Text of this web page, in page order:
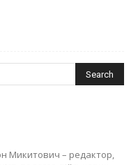
Микитович – редактор,